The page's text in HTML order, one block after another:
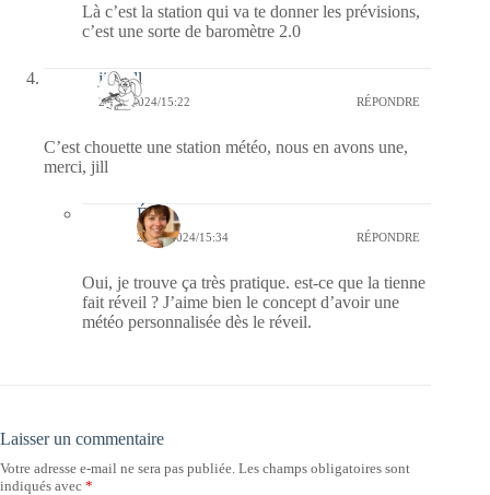
Là c’est la station qui va te donner les prévisions,
c’est une sorte de baromètre 2.0
jill bill
28/11/2024/15:22 RÉPONDRE
C’est chouette une station météo, nous en avons une,
merci, jill
Élise
28/11/2024/15:34 RÉPONDRE
Oui, je trouve ça très pratique. est-ce que la tienne
fait réveil ? J’aime bien le concept d’avoir une
météo personnalisée dès le réveil.
Laisser un commentaire
Votre adresse e-mail ne sera pas publiée. Les champs obligatoires sont
indiqués avec *